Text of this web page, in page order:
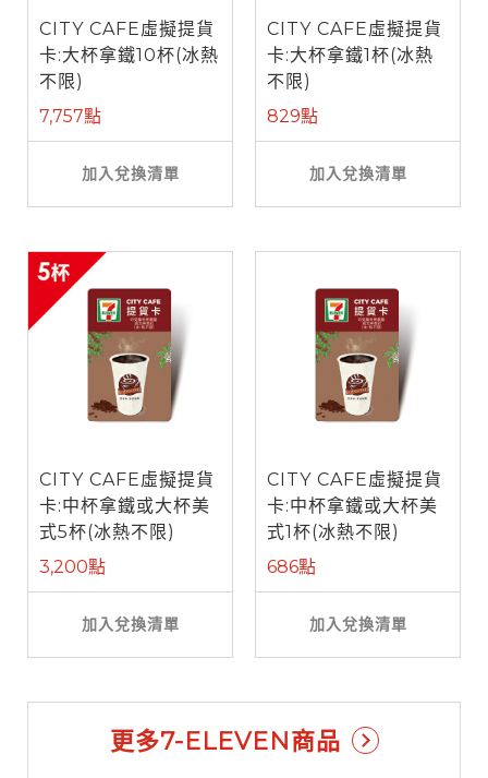
CITY CAFE虛擬提貨
卡:大杯拿鐵10杯(冰熱
不限)
7,757點
加入兌換清單
CITY CAFE虛擬提貨
卡:大杯拿鐵1杯(冰熱
不限)
829點
加入兌換清單
CITY CAFE虛擬提貨
卡:中杯拿鐵或大杯美
式5杯(冰熱不限)
3,200點
加入兌換清單
CITY CAFE虛擬提貨
卡:中杯拿鐵或大杯美
式1杯(冰熱不限)
686點
加入兌換清單
更多7-ELEVEN商品